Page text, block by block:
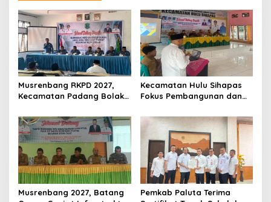
Musrenbang RKPD 2027,
Kecamatan Padang Bolak
Angka Stunting
Kecamatan Hulu Sihapas
Fokus Pembangunan dan
Musrenbang 2027, Batang
Pemkab Paluta Terima